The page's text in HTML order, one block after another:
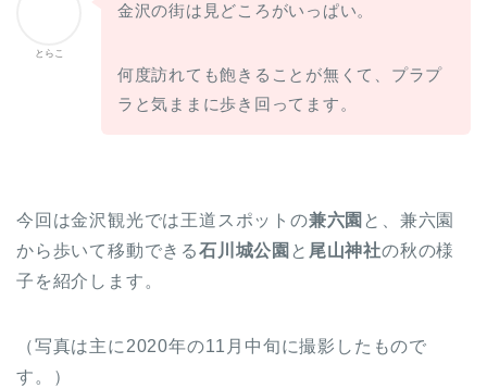
とらこ
金沢の街は見どころがいっぱい。
何度訪れても飽きることが無くて、プラプ
ラと気ままに歩き回ってます。
今回は金沢観光では王道スポットの兼六園 と、兼六園
から歩いて移動できる石川城公園 と 尾山神社の秋の様
子を紹介します。
（写真は主に2020年の11月中旬に撮影したもので
す。）